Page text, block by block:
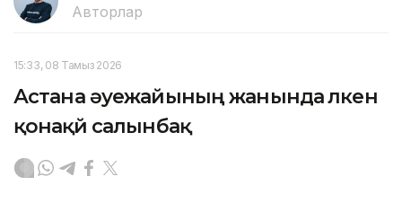
Авторлар
15:33, 08 Тамыз 2026
Астана әуежайының жанында үлкен
қонақүй салынбақ